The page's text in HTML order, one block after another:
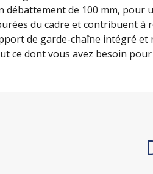
débattement de 100 mm,
du cadre et contribuent
de garde-chaîne intégré
ce dont vous avez besoin